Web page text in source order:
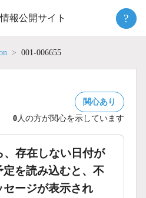
報公開サイト ?
001-006655
関心あり
0 人の方が関心を示しています
、存在しない日付が
を読み込むと、不
ージが表示され